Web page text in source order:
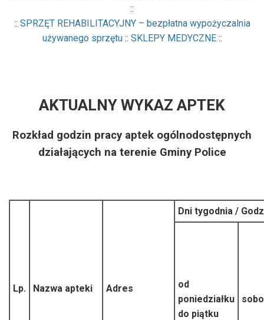
::
:: SPRZĘT REHABILITACYJNY – bezpłatna wypożyczalnia
używanego sprzętu:: SKLEPY MEDYCZNE::
AKTUALNY WYKAZ APTEK
Rozkład godzin pracy aptek ogólnodostępnych
działających na terenie Gminy Police
Lp. Nazwa apteki Adres
Dni tygodnia /
od
poniedziałku
do piątku